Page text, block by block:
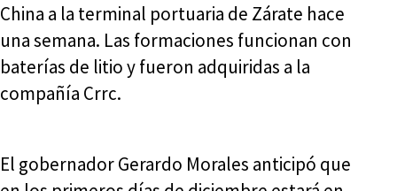
China a la terminal portuaria de Zárate hace
una semana. Las formaciones funcionan con
baterías de litio y fueron adquiridas a la
compañía Crrc.
El gobernador Gerardo Morales anticipó que